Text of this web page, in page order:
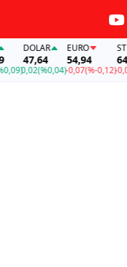
DOLAR
47,64
0,02(%0,04)
EURO
54,94
-0,07(%-0,12)-0,03